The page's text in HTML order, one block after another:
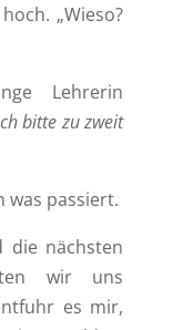
„Wieso?
Lehrerin
bitte zu zweit
was passiert.
die nächsten
wir uns
es mir,